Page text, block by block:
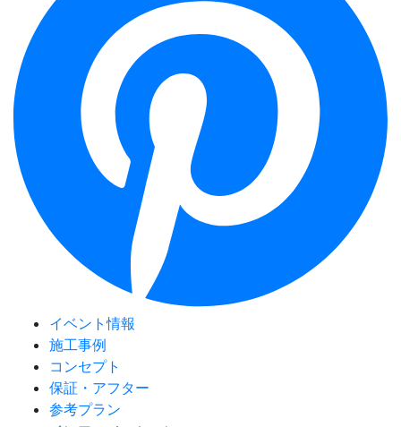
イベント情報
施工事例
コンセプト
保証・アフター
参考プラン